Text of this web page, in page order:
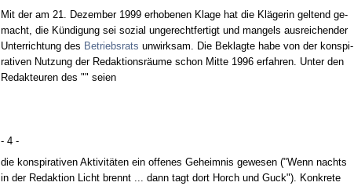
Mit der am 21. De­zem­ber 1999 er­ho­be­nen Kla­ge hat die Kläge­rin gel­tend ge­
macht, die Kündi­gung sei so­zi­al un­ge­recht­fer­tigt und man­gels aus­rei­chen­der
Un­ter­rich­tung des Be­triebs­rats un­wirk­sam. Die Be­klag­te ha­be von der kon­spi­
ra­ti­ven Nut­zung der Re­dak­ti­onsräume schon Mit­te 1996 er­fah­ren. Un­ter den
Re­dak­teu­ren des "" sei­en
- 4 -
die kon­spi­ra­ti­ven Ak­ti­vitäten ein of­fe­nes Ge­heim­nis ge­we­sen ("Wenn nachts
in der Re­dak­ti­on Licht brennt ... dann tagt dort Horch und Guck"). Kon­kre­te